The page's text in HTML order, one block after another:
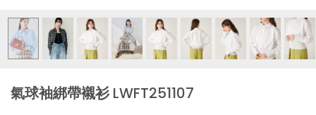
氣球袖綁帶襯衫 LWFT251107